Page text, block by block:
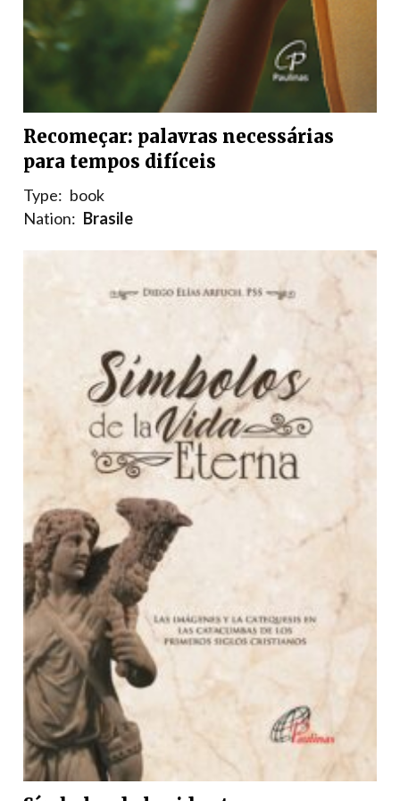
Recomeçar: palavras necessárias
para tempos difíceis
Type: book
Nation: Brasile